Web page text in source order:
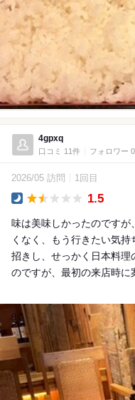
4gpxq
口コミ 11件 フォロワー
2026/05 訪問 1回目
1.5
味は美味しかったのですが
くなく、もう行きたい気
招きし、せっかく日本料理
のですが、最初の来店時に